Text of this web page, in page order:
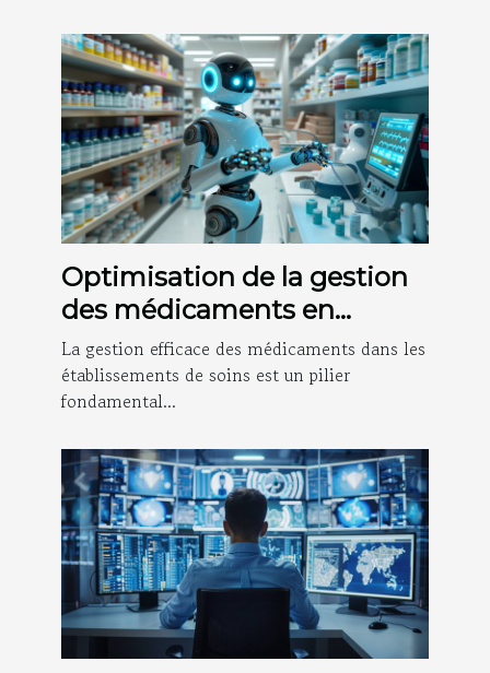
Optimisation de la gestion
des médicaments en
structures de soins
La gestion efficace des médicaments dans les
établissements de soins est un pilier
fondamental...